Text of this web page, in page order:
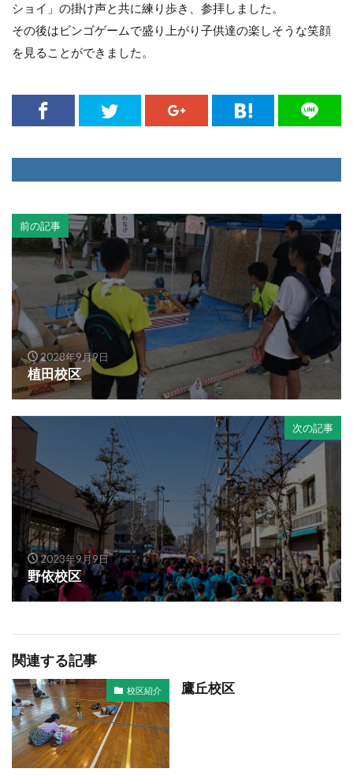
ショイ」の掛け声と共に練り歩き、参拝しました。
その後はビンゴゲームで盛り上がり子供達の楽しそうな笑顔
を見ることができました。
前の記事
2023年9月9日
植田校区
次の記事
2023年9月9日
野依校区
関連する記事
校区紹介 鷹丘校区